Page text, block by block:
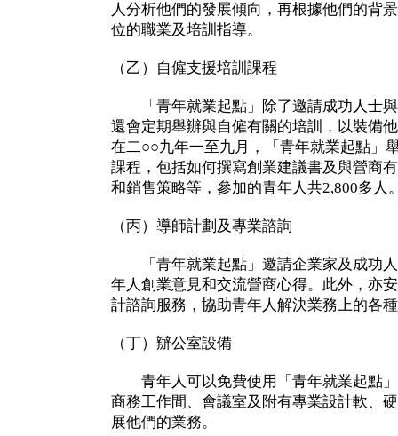
人分析他們的發展傾向，再根據他們的背
位的職業及培訓指導。
（乙）自僱支援培訓課程
「青年就業起點」除了邀請成功人士與
還會定期舉辦與自僱有關的培訓，以裝備
在二○○九年一至九月，「青年就業起點」
課程，包括如何撰寫創業建議書及與營商
和銷售策略等，參加的青年人共2,800多人
（丙）導師計劃及專業諮詢
「青年就業起點」邀請企業家及成功人
年人創業意見和交流營商心得。此外，亦
計諮詢服務，協助青年人解決業務上的各
（丁）辦公室設備
青年人可以免費使用「青年就業起點」
商務工作間、會議室及附有專業設計軟、
展他們的業務。